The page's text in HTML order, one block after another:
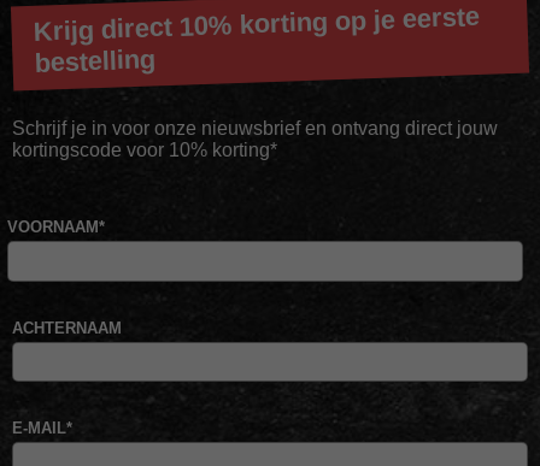
Krijg direct 10% korting op je eerste
bestelling
Schrijf je in voor onze nieuwsbrief en ontvang direct jouw
kortingscode voor 10% korting*
VOORNAAM*
ACHTERNAAM
E-MAIL*